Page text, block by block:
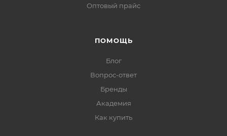
Оптовый прайс
ПОМОЩЬ
Блог
Вопрос-ответ
Бренды
Академия
Как купить